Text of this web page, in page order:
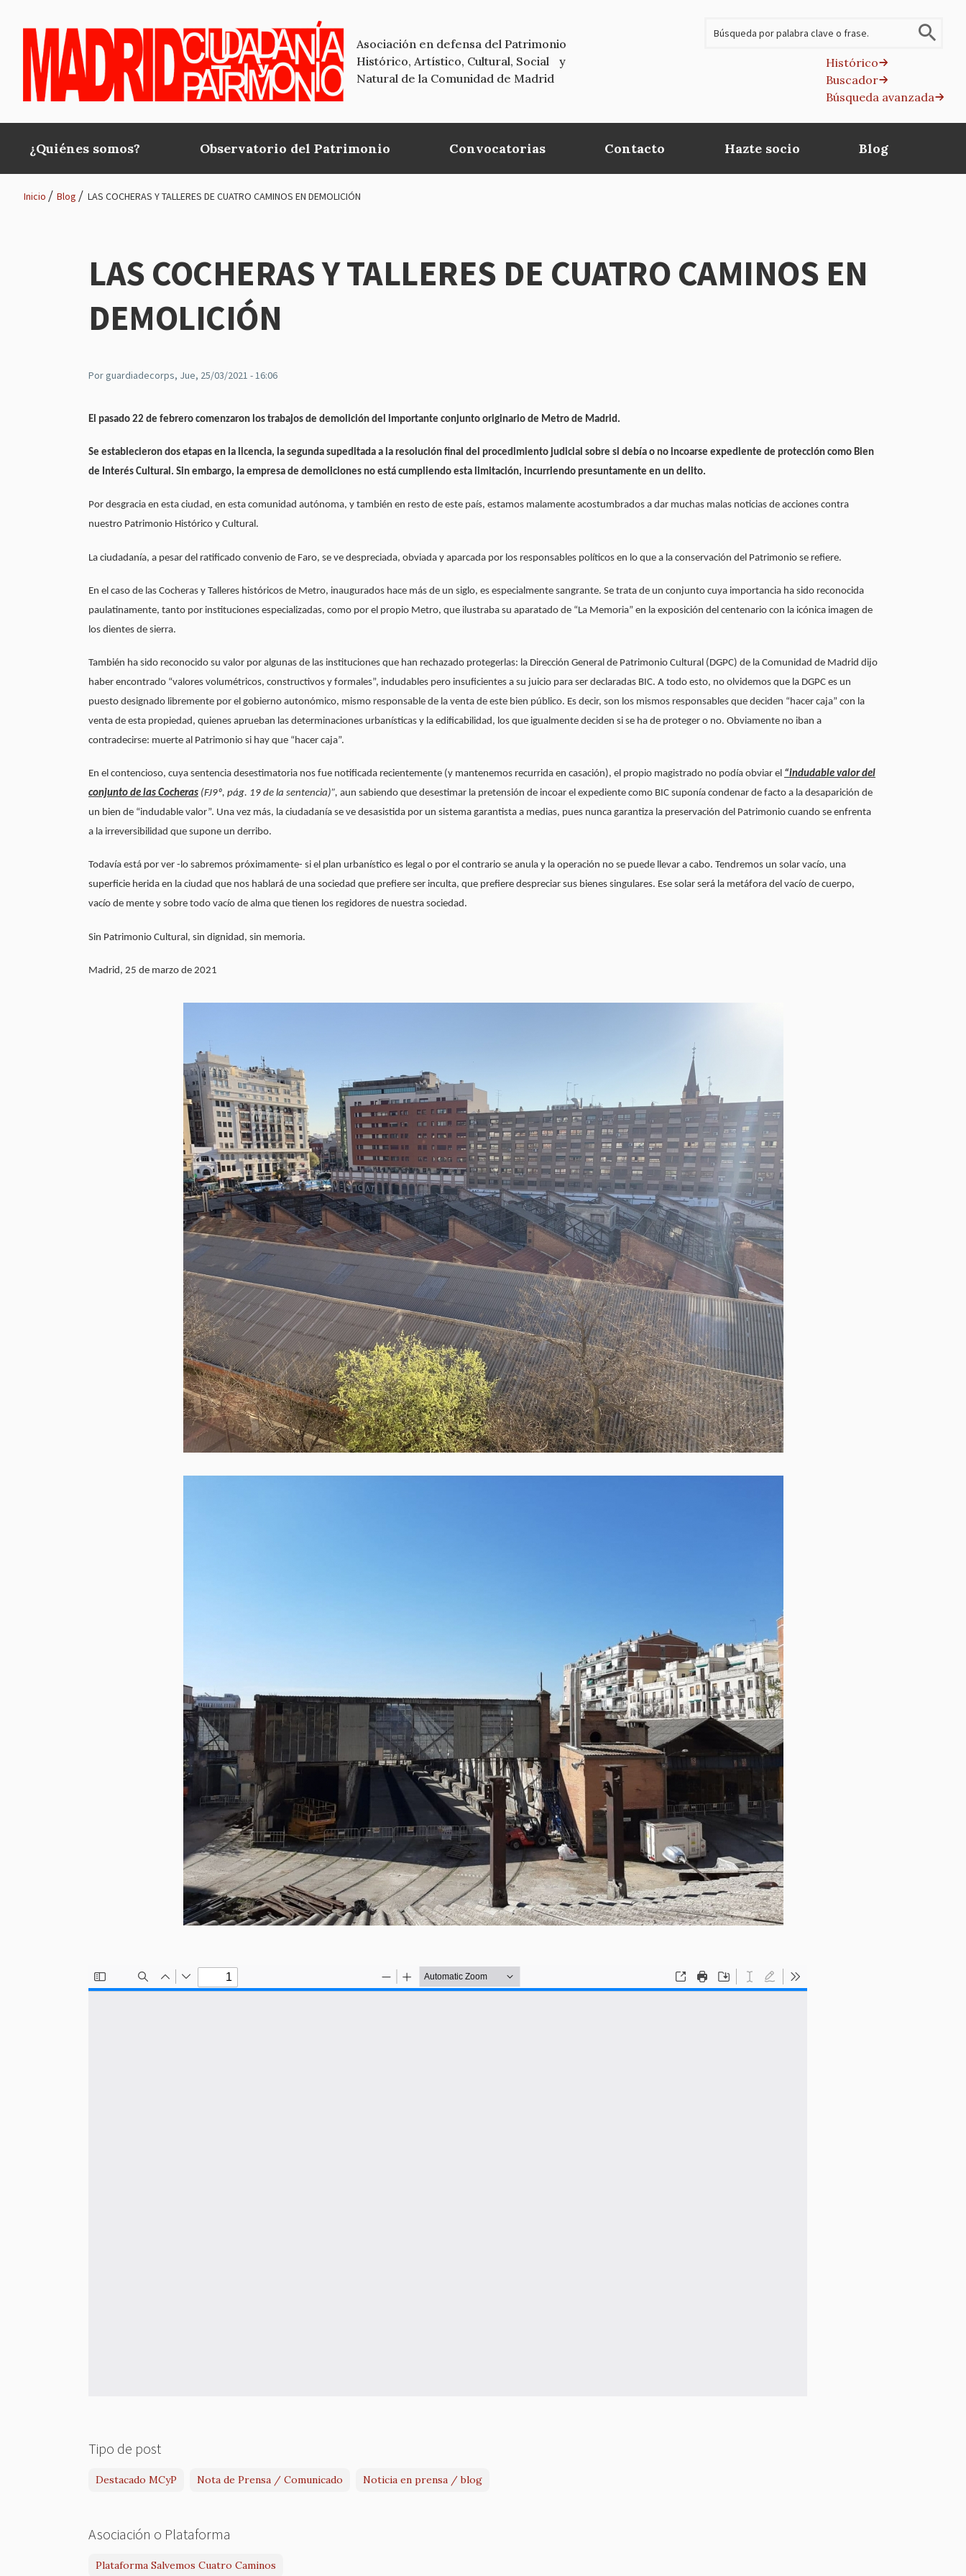
Asociación en defensa del Patrimonio
Histórico, Artístico, Cultural, Social y
Natural de la Comunidad de Madrid
Histórico
Buscador
Búsqueda avanzada
Main
navigation
¿Quiénes somos? Observatorio del Patrimonio Convocatorias Contacto Hazte socio Blog
Inicio Blog LAS COCHERAS Y TALLERES DE CUATRO CAMINOS EN DEMOLICIÓN
LAS COCHERAS Y TALLERES DE CUATRO CAMINOS EN
DEMOLICIÓN
Porguardiadecorps, Jue, 25/03/2021 - 16:06
El pasado 22 de febrero comenzaron los trabajos de demolición del importante conjunto originario de Metro de Madrid.
Se establecieron dos etapas en la licencia, la segunda supeditada a la resolución final del procedimiento judicial sobre si debía o no incoarse expediente de protección como Bien
de Interés Cultural. Sin embargo, la empresa de demoliciones no está cumpliendo esta limitación, incurriendo presuntamente en un delito.
Por desgracia en esta ciudad, en esta comunidad autónoma, y también en resto de este país, estamos malamente acostumbrados a dar muchas malas noticias de acciones contra
nuestro Patrimonio Histórico y Cultural.
La ciudadanía, a pesar del ratificado convenio de Faro, se ve despreciada, obviada y aparcada por los responsables políticos en lo que a la conservación del Patrimonio se refiere.
En el caso de las Cocheras y Talleres históricos de Metro, inaugurados hace más de un siglo, es especialmente sangrante. Se trata de un conjunto cuya importancia ha sido reconocida
paulatinamente, tanto por instituciones especializadas, como por el propio Metro, que ilustraba su aparatado de “La Memoria” en la exposición del centenario con la icónica imagen de
los dientes de sierra.
También ha sido reconocido su valor por algunas de las instituciones que han rechazado protegerlas: la Dirección General de Patrimonio Cultural (DGPC) de la Comunidad de Madrid dijo
haber encontrado “valores volumétricos, constructivos y formales”, indudables pero insuficientes a su juicio para ser declaradas BIC. A todo esto, no olvidemos que la DGPC es un
puesto designado libremente por el gobierno autonómico, mismo responsable de la venta de este bien público. Es decir, son los mismos responsables que deciden “hacer caja” con la
venta de esta propiedad, quienes aprueban las determinaciones urbanísticas y la edificabilidad, los que igualmente deciden si se ha de proteger o no. Obviamente no iban a
contradecirse: muerte al Patrimonio si hay que “hacer caja”.
En el contencioso, cuya sentencia desestimatoria nos fue notificada recientemente (y mantenemos recurrida en casación), el propio magistrado no podía obviar el “indudable valor del
conjunto de las Cocheras (FJ9º, pág. 19 de la sentencia)”, aun sabiendo que desestimar la pretensión de incoar el expediente como BIC suponía condenar de facto a la desaparición de
un bien de “indudable valor”. Una vez más, la ciudadanía se ve desasistida por un sistema garantista a medias, pues nunca garantiza la preservación del Patrimonio cuando se enfrenta
a la irreversibilidad que supone un derribo.
Todavía está por ver -lo sabremos próximamente- si el plan urbanístico es legal o por el contrario se anula y la operación no se puede llevar a cabo. Tendremos un solar vacío, una
superficie herida en la ciudad que nos hablará de una sociedad que prefiere ser inculta, que prefiere despreciar sus bienes singulares. Ese solar será la metáfora del vacío de cuerpo,
vacío de mente y sobre todo vacío de alma que tienen los regidores de nuestra sociedad.
Sin Patrimonio Cultural, sin dignidad, sin memoria.
Madrid, 25 de marzo de 2021
Tipo de post
Destacado MCyP Nota de Prensa / Comunicado Noticia en prensa / blog
Asociación o Plataforma
Plataforma Salvemos Cuatro Caminos